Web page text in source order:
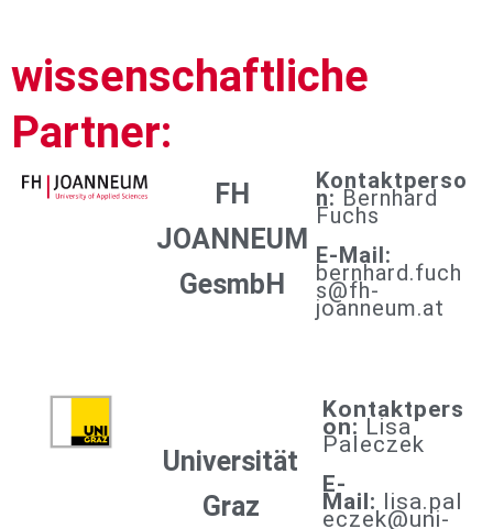
wissenschaftliche
Partner:
FH
JOANNEUM
GesmbH
Kontaktperso
n: Bernhard
Fuchs
E-Mail:
bernhard.fuch
s@fh-
joanneum.at
Universität
Graz
Kontaktpers
on: Lisa
Paleczek
E-
Mail: lisa.pal
eczek@uni-